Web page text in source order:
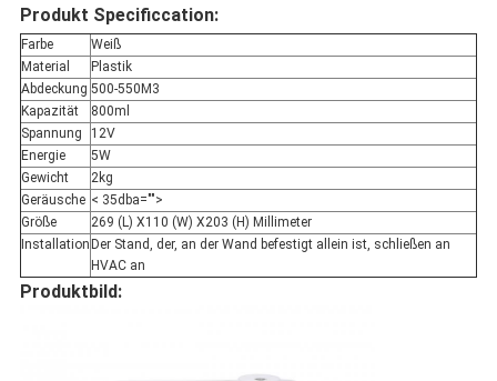
Produkt Specificcation:
Farbe
Weiß
Material
Plastik
Abdeckung 500-550M3
Kapazität
800ml
Spannung
12V
Energie
5W
Gewicht
2kg
Geräusche < 35dba="">
Größe
269 (L) X110 (W) X203 (H) Millimeter
Installation Der Stand, der, an der Wand befestigt allein ist, schließen an
HVAC an
Produktbild: